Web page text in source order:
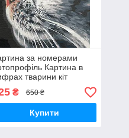
за номерами
Картина в
тварини кіт
кішка 40х50
BS51792
₴ 650 ₴
Купити